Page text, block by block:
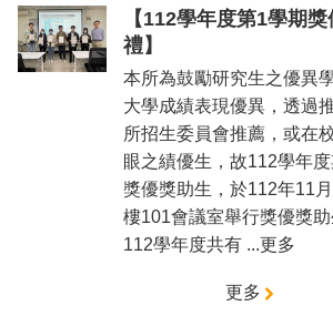
【112學年度第1學期
禮】
本所為鼓勵研究生之優異
大學成績表現優異，透過
所招生委員會推薦，或在
眼之績優生，故112學年
獎優獎助生，於112年11
樓101會議室舉行獎優獎
112學年度共有 ...更多
更多